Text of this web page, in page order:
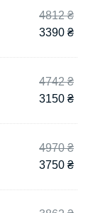
4812₴
3390₴
4742₴
3150₴
4970₴
3750₴